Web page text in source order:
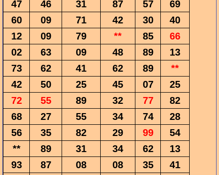
47
46 31 87 57
69
60
09 71 42 30
40
12
09 79 ** 85
66
02
63 09 48 89
13
73
62 41 62 89
**
42
50 25 45 07
25
72
55 89 32 77
82
68
27 55 34 74
28
56
35 82 29 99
54
**
89 31 34 62
13
93
87 08 08 35
41